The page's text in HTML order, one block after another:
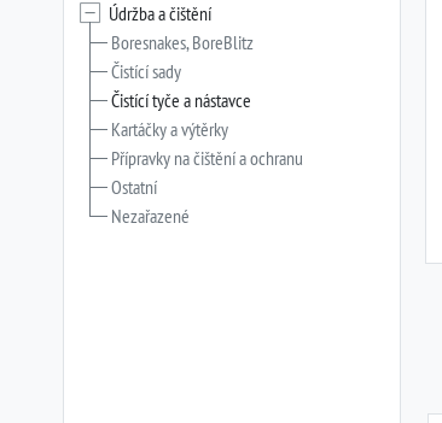
Údržba a čištění
Boresnakes, BoreBlitz
Čistící sady
Čistící tyče a nástavce
Kartáčky a výtěrky
Přípravky na čištění a ochranu
Ostatní
Nezařazené